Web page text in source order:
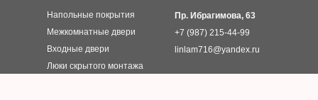
Напольные покрытия
Межкомнатные двери
Входные двери
Люки скрытого монтажа
Пр. Ибрагимова, 63
+7 (987) 215-44-99
linlam716@yandex.ru